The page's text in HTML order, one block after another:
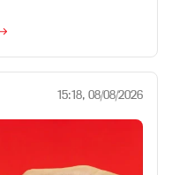
15:18, 08/08/2026